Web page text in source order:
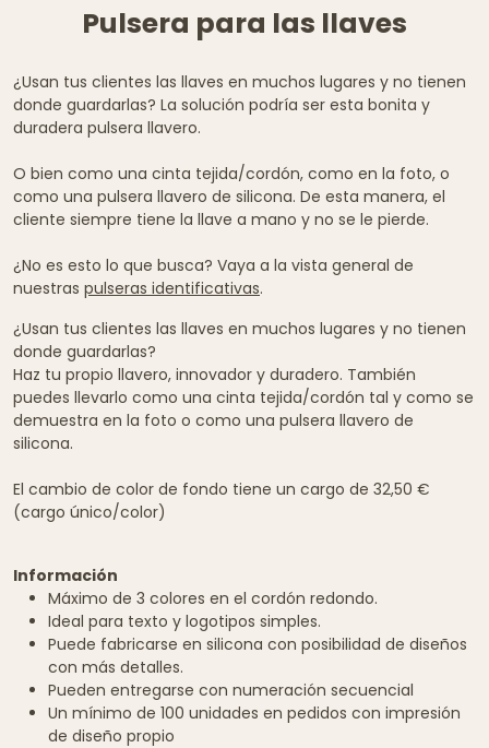
Pulsera para las llaves
¿Usan tus clientes las llaves en muchos lugares y no tienen
donde guardarlas? La solución podría ser esta bonita y
duradera pulsera llavero.
O bien como una cinta tejida/cordón, como en la foto, o
como una pulsera llavero de silicona. De esta manera, el
cliente siempre tiene la llave a mano y no se le pierde.
¿No es esto lo que busca? Vaya a la vista general de
nuestras pulseras identificativas.
¿Usan tus clientes las llaves en muchos lugares y no tienen
donde guardarlas?
Haz tu propio llavero, innovador y duradero. También
puedes llevarlo como una cinta tejida/cordón tal y como se
demuestra en la foto o como una pulsera llavero de
silicona.
El cambio de color de fondo tiene un cargo de 32,50 €
(cargo único/color)
Información
Máximo de 3 colores en el cordón redondo.
Ideal para texto y logotipos simples.
Puede fabricarse en silicona con posibilidad de diseños
con más detalles.
Pueden entregarse con numeración secuencial
Un mínimo de 100 unidades en pedidos con impresión
de diseño propio